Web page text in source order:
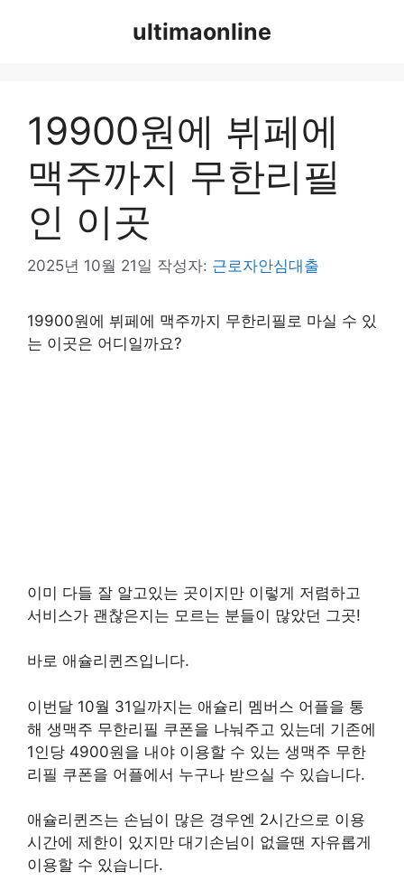
ultimaonline
19900원에 뷔페에
맥주까지 무한리필
인 이곳
2025년 10월 21일 작성자: 근로자안심대출
19900원에 뷔페에 맥주까지 무한리필로 마실 수 있
는 이곳은 어디일까요?
이미 다들 잘 알고있는 곳이지만 이렇게 저렴하고
서비스가 괜찮은지는 모르는 분들이 많았던 그곳!
바로 애슐리퀸즈입니다.
이번달 10월 31일까지는 애슐리 멤버스 어플을 통
해 생맥주 무한리필 쿠폰을 나눠주고 있는데 기존에
1인당 4900원을 내야 이용할 수 있는 생맥주 무한
리필 쿠폰을 어플에서 누구나 받으실 수 있습니다.
애슐리퀸즈는 손님이 많은 경우엔 2시간으로 이용
시간에 제한이 있지만 대기손님이 없을땐 자유롭게
이용할 수 있습니다.